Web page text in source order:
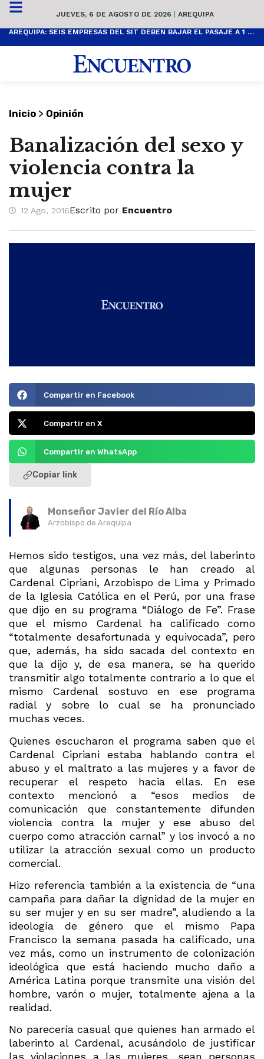
JUEVES, 6 DE AGOSTO DE 2026 | AREQUIPA
AREQUIPA: SEIS EMPRESAS DEL SIT DEBEN BAJAR EL PASAJE A 1 SOL
Inicio > Opinión
Banalización del sexo y
violencia contra la
mujer
12 Ago, 2016Escrito por Encuentro
Compartir en Facebook
Compartir en X
Compartir en WhatsApp
Copiar link
Monseñor Javier del Río Alba
Arzobispo de Arequipa
Hemos sido testigos, una vez más, del laberinto
que algunas personas le han creado al
Cardenal Cipriani, Arzobispo de Lima y Primado
de la Iglesia Católica en el Perú, por una frase
que dijo en su programa “Diálogo de Fe”. Frase
que el mismo Cardenal ha calificado como
“totalmente desafortunada y equivocada”, pero
que, además, ha sido sacada del contexto en
que la dijo y, de esa manera, se ha querido
transmitir algo totalmente contrario a lo que el
mismo Cardenal sostuvo en ese programa
radial y sobre lo cual se ha pronunciado
muchas veces.
Quienes escucharon el programa saben que el
Cardenal Cipriani estaba hablando contra el
abuso y el maltrato a las mujeres y a favor de
recuperar el respeto hacia ellas. En ese
contexto mencionó a “esos medios de
comunicación que constantemente difunden
violencia contra la mujer y ese abuso del
cuerpo como atracción carnal” y los invocó a no
utilizar la atracción sexual como un producto
comercial.
Hizo referencia también a la existencia de “una
campaña para dañar la dignidad de la mujer en
su ser mujer y en su ser madre”, aludiendo a la
ideología de género que el mismo Papa
Francisco la semana pasada ha calificado, una
vez más, como un instrumento de colonización
ideológica que está haciendo mucho daño a
América Latina porque transmite una visión del
hombre, varón o mujer, totalmente ajena a la
realidad.
No parecería casual que quienes han armado el
laberinto al Cardenal, acusándolo de justificar